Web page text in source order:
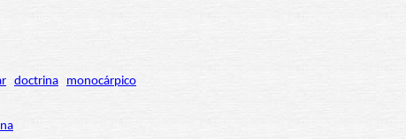
doctrina monocárpico